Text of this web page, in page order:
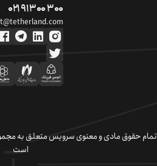
۰۲۱ ۹۱ ۳۰۰ ۳۰۰
تمام حقوق مادی و معنوی سرویس متعلق به
است